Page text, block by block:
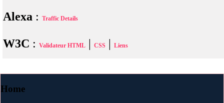
Alexa : Traffic Details
W3C : Validateur HTML CSS Liens
Home